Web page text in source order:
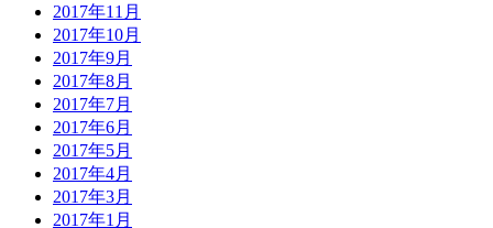
2017年11月
2017年10月
2017年9月
2017年8月
2017年7月
2017年6月
2017年5月
2017年4月
2017年3月
2017年1月